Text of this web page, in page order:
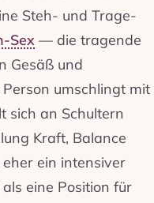
Steh- und Trage-
Sex — die tragende
Gesäß und
umschlingt mit
sich an Schultern
Kraft, Balance
ein intensiver
eine Position für